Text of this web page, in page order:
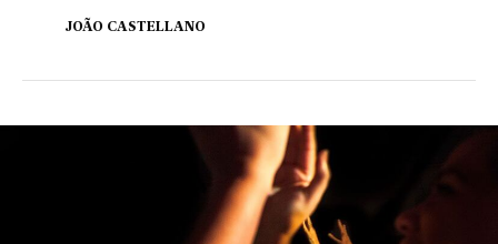
JOÃO CASTELLANO